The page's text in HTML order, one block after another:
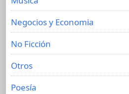
Negocios y Economia
No Ficción
Otros
Poesía